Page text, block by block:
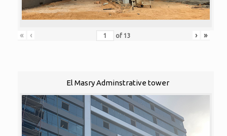
« ‹ of 13 › »
El Masry Adminstrative tower